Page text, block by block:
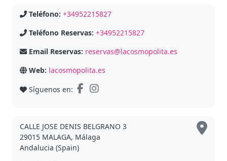
Teléfono: +34952215827
Teléfono Reservas: +34952215827
Email Reservas: reservas@lacosmopolita.es
Web: lacosmopolita.es
Síguenos en:
CALLE JOSE DENIS BELGRANO 3
29015 MALAGA, Málaga
Andalucia (Spain)